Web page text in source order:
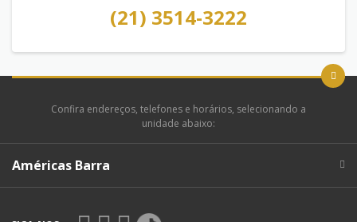
(21) 3514-3222
Confira endereços, telefones e horários, selecionando a
unidade abaixo:
Américas Barra